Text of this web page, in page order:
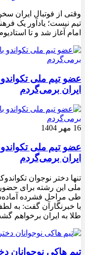
وقتی از فوتبال ایران
تیم نیست؛ یادآور یک
امام آغاز شد و تا
عضو تیم ملی
ایران برمی‌گردم
16 مهر 1404
عضو تیم ملی
ایران برمی‌گردم
تنها دختر نوجوان
ملی این رشته برای
طی مراحل فشرده
با خبرنگارآن گفت: به
طلا به ایران برخواهم
تیم هاکی نوجوانان